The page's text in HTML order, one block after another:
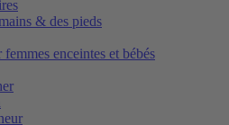
& des pieds
femmes enceintes et bébés